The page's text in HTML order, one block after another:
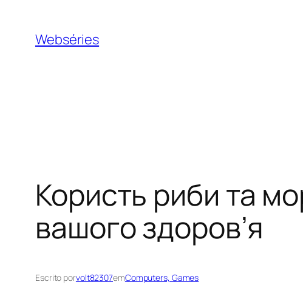
Webséries
Користь риби та
вашого здоров’я
Escrito porvolt82307emComputers, Games